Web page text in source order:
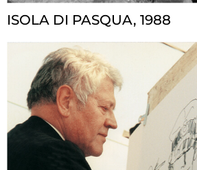
ISOLA DI PASQUA, 1988